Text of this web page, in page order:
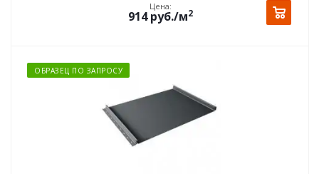
Цена:
914руб./м2
ОБРАЗЕЦ ПО ЗАПРОСУ